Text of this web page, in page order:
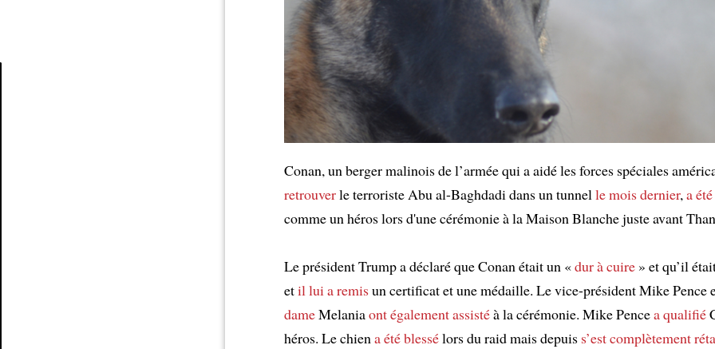
Conan, un berger malinois de l’armée qui a aidé les forces spéciales
retrouverle terroriste Abu al-Baghdadi dans un tunnelle mois dernier,a
comme un héros lors d'une cérémonie à la Maison Blanche juste avant
Le président Trump a déclaré que Conan était un «dur à cuire » et qu’il
etil lui a remisun certificat et une médaille. Le vice-président Mike Pence
dameMelaniaont également assistéà la cérémonie. Mike Pencea qualifié
héros. Le chiena été blessélors du raid mais depuis s’est complètement